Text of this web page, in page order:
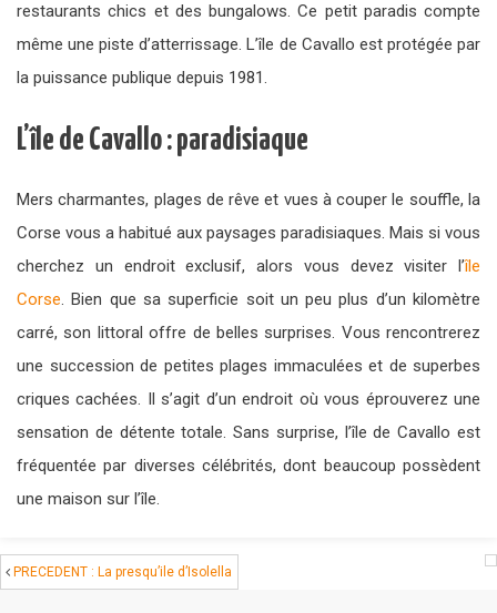
restaurants chics et des bungalows. Ce petit paradis compte
même une piste d’atterrissage. L’île de Cavallo est protégée par
la puissance publique depuis 1981.
L’île de Cavallo : paradisiaque
Mers charmantes, plages de rêve et vues à couper le souffle, la
Corse vous a habitué aux paysages paradisiaques. Mais si vous
cherchez un endroit exclusif, alors vous devez visiter l’île
Corse. Bien que sa superficie soit un peu plus d’un kilomètre
carré, son littoral offre de belles surprises. Vous rencontrerez
une succession de petites plages immaculées et de superbes
criques cachées. Il s’agit d’un endroit où vous éprouverez une
sensation de détente totale. Sans surprise, l’île de Cavallo est
fréquentée par diverses célébrités, dont beaucoup possèdent
une maison sur l’île.
PRECEDENT : La presqu’ile d’Isolella